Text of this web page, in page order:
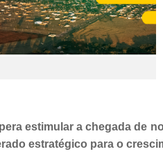
estimular a chegada de
estratégico para o